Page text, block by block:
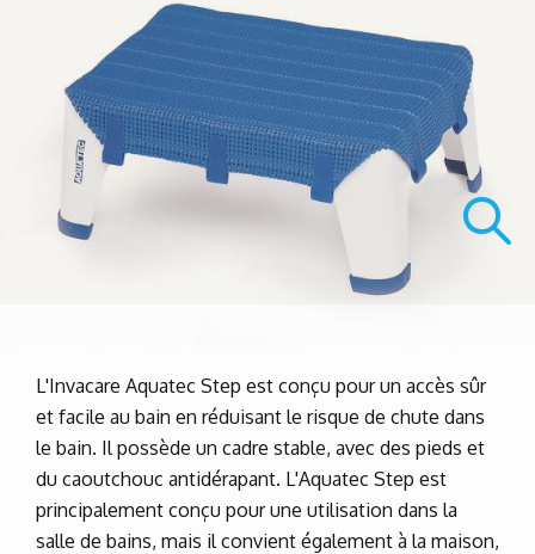
L'Invacare Aquatec Step est conçu pour un accès sûr
et facile au bain en réduisant le risque de chute dans
le bain. Il possède un cadre stable, avec des pieds et
du caoutchouc antidérapant. L'Aquatec Step est
principalement conçu pour une utilisation dans la
salle de bains, mais il convient également à la maison,